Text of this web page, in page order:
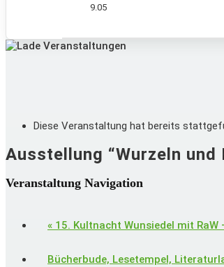
9.05
Diese Veranstaltung hat bereits
Ausstellung “Wurzeln
Veranstaltung Navigation
« 15. Kultnacht Wunsiedel mit
Bücherbude, Lesetempel,